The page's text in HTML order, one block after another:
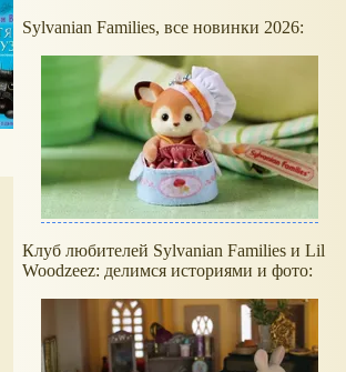
Sylvanian Families, все новинки 2026:
Клуб любителей Sylvanian Families и Lil
Woodzeez: делимся историями и фото: